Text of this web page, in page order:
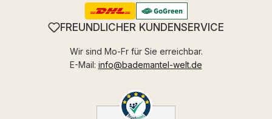
FREUNDLICHER KUNDENSERVICE
Wir sind Mo-Fr für Sie erreichbar.
E-Mail: info@bademantel-welt.de